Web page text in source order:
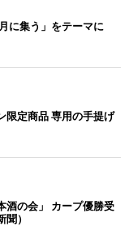
に集う」をテーマに
限定商品 専用の手提げ
酒の会」 カープ優勝受
）